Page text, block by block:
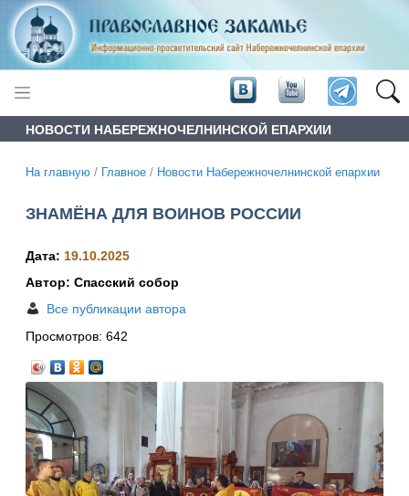
НОВОСТИ НАБЕРЕЖНОЧЕЛНИНСКОЙ ЕПАРХИИ
На главную / Главное / Новости Набережночелнинской епархии
ЗНАМЁНА ДЛЯ ВОИНОВ РОССИИ
Дата: 19.10.2025
Автор: Спасский собор
Все публикации автора
Просмотров: 642